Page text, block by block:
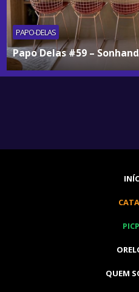
PAPO-DELAS
Papo Delas #59 –
QUEM